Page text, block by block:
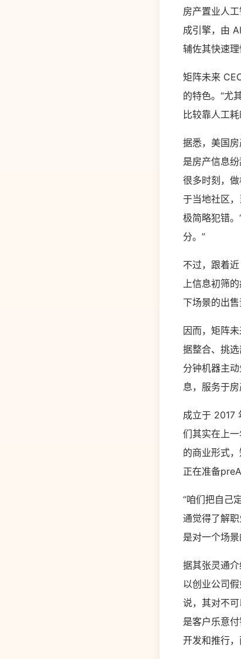
房产置业人
成引擎，由
辅佐其快速理
矩阵未来
的特色。“尤
比较靠人工耗
据悉，美国
是房产信息
很多时刻，
于当地社区
极简略犯错
分。”
不过，跟着
上信息初筛
下场景的出售
因而，矩阵
据整合、挑
分钟机器主
息，服务于房
成立于 2017
们其实在上
的商业形式
正在准备preA
“咱们把自己
通觉得了解
是对一个场景
据其张灵通
以创业公司
说，其对不
是客户乐意
开发和推行